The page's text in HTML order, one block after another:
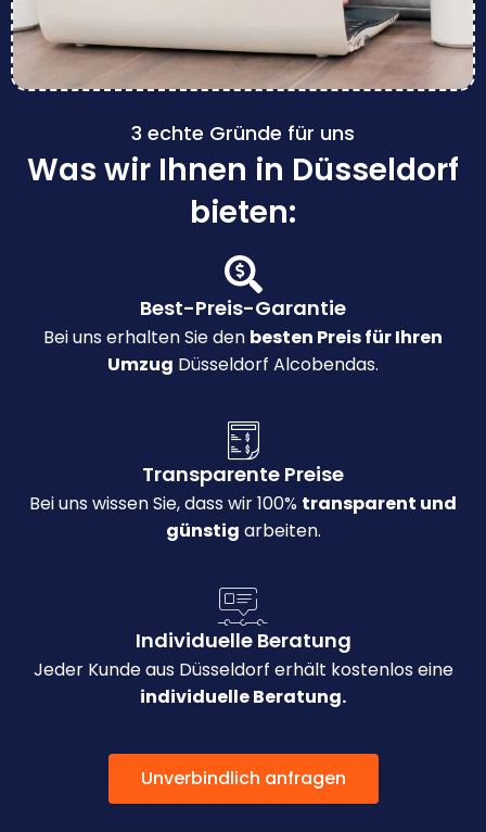
3 echte Gründe für uns
Was wir Ihnen in Düsseldorf
bieten:
Best-Preis-Garantie
Bei uns erhalten Sie den besten Preis für Ihren
Umzug Düsseldorf Alcobendas.
Transparente Preise
Bei uns wissen Sie, dass wir 100% transparent und
günstig arbeiten.
Individuelle Beratung
Jeder Kunde aus Düsseldorf erhält kostenlos eine
individuelle Beratung.
Unverbindlich anfragen